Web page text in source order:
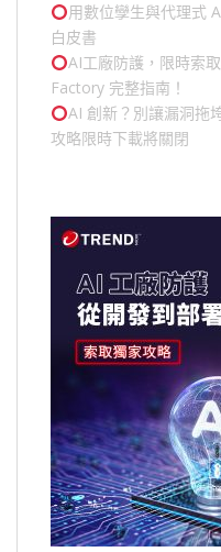
用數位孿生與代理式
白皮書
AI工廠防護，限時索
Factory 完整指南！
AI 創新？別讓漏洞拖
攻略限時下載將關閉